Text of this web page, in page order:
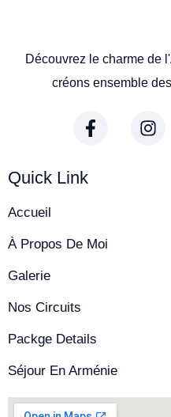
Découvrez le charme de
créons ensemble
Quick Link
Accueil
À Propos De Moi
Galerie
Nos Circuits
Packge Details
Séjour En Arménie